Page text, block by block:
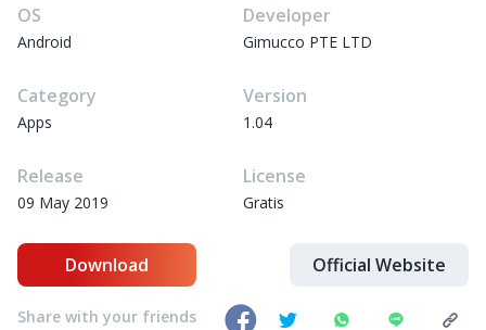
OS
Android
Developer
Gimucco PTE LTD
Category
Apps
Version
1.04
Release
09 May 2019
License
Gratis
Download Official Website
Share with your friends